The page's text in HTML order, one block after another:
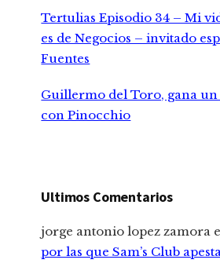
Tertulias Episodio 34 – Mi
es de Negocios – invitado
Fuentes
Guillermo del Toro, gana un
con Pinocchio
Ultimos Comentarios
jorge antonio lopez zamora
por las que Sam’s Club